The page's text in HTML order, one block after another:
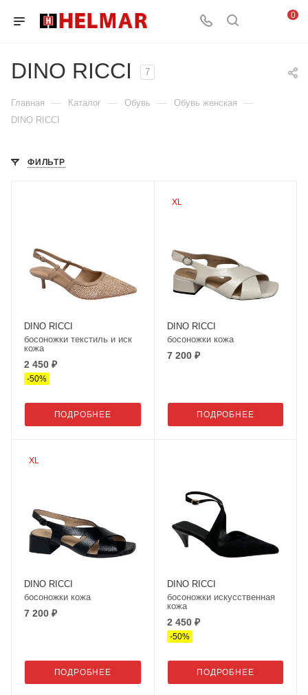
0
DINO RICCI 7
Главная — Каталог — Обувь — Обувь женская —
DINO RICCI
ФИЛЬТР
DINO RICCI
босоножки текстиль и иск
кожа
2 450 ₽
-50%
ПОДРОБНЕЕ
XL
DINO RICCI
босоножки кожа
7 200 ₽
ПОДРОБНЕЕ
XL
DINO RICCI
босоножки кожа
7 200 ₽
ПОДРОБНЕЕ
DINO RICCI
босоножки искусственная
кожа
2 450 ₽
-50%
ПОДРОБНЕЕ